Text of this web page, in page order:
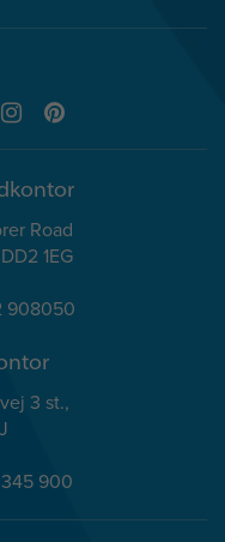
Road
1EG
908050
3 st.,
900